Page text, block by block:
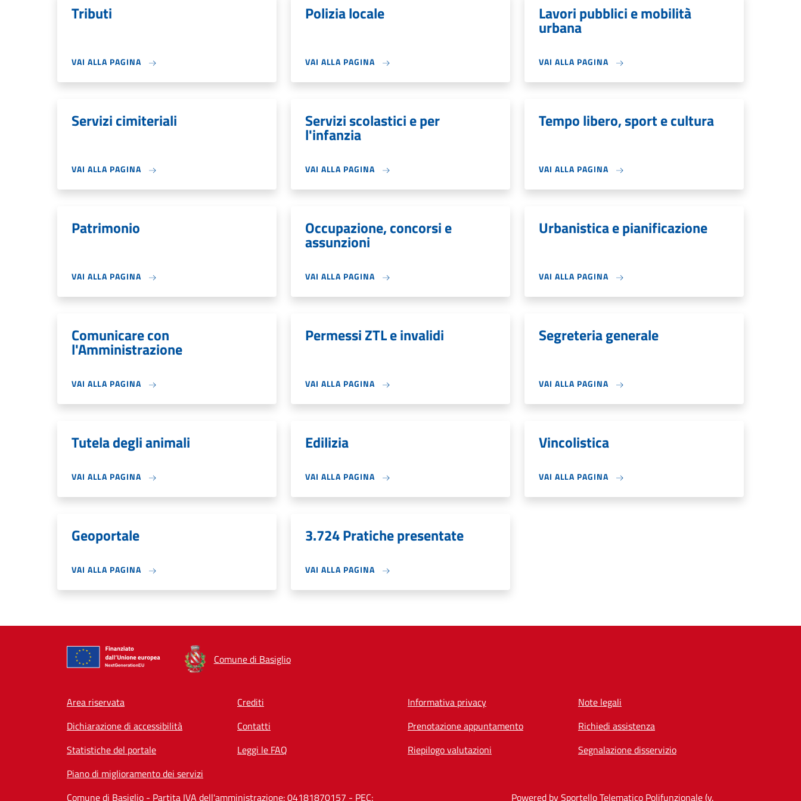
Tributi
VAI ALLA PAGINA
Polizia locale
VAI ALLA PAGINA
Lavori pubblici e mobilità
urbana
VAI ALLA PAGINA
Servizi cimiteriali
VAI ALLA PAGINA
Servizi scolastici e per
l'infanzia
VAI ALLA PAGINA
Tempo libero, sport e cultura
VAI ALLA PAGINA
Patrimonio
VAI ALLA PAGINA
Occupazione, concorsi e
assunzioni
VAI ALLA PAGINA
Urbanistica e pianificazione
VAI ALLA PAGINA
Comunicare con
l'Amministrazione
VAI ALLA PAGINA
Permessi ZTL e invalidi
VAI ALLA PAGINA
Segreteria generale
VAI ALLA PAGINA
Tutela degli animali
VAI ALLA PAGINA
Edilizia
VAI ALLA PAGINA
Vincolistica
VAI ALLA PAGINA
Geoportale
VAI ALLA PAGINA
3.724 Pratiche presentate
VAI ALLA PAGINA
Comune di Basiglio
Footer menu
Area riservata Crediti Informativa privacy
Note legali
Dichiarazione di accessibilità
Contatti Prenotazione appuntamento
Richiedi assistenza
Statistiche del portale
Leggi le FAQ Riepilogo valutazioni
Segnalazione disservizio
Piano di miglioramento dei servizi
Comune di Basiglio - Partita IVA dell'amministrazione: 04181870157 - PEC:
Powered by Sportello Telematico Polifunzionale (v.